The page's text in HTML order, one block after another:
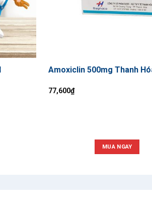
Amoxiclin 500mg Thanh
77,600₫
MUA NGAY